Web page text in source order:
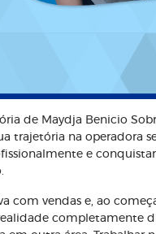
de Maydja Benicio
trajetória na operadora
e
com vendas e, ao
completamente